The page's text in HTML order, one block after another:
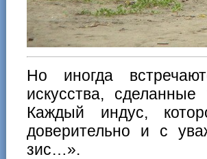
Но иногда
искусства,
Каждый индус,
доверительно и с
зис…».